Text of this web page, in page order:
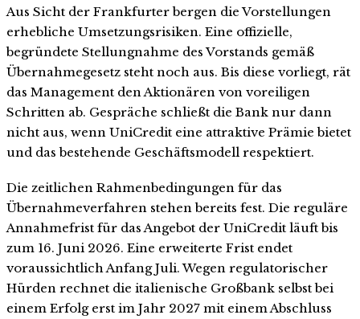
Aus Sicht der Frankfurter bergen die Vorstellungen
erhebliche Umsetzungsrisiken. Eine offizielle,
begründete Stellungnahme des Vorstands gemäß
Übernahmegesetz steht noch aus. Bis diese vorliegt, rät
das Management den Aktionären von voreiligen
Schritten ab. Gespräche schließt die Bank nur dann
nicht aus, wenn UniCredit eine attraktive Prämie bietet
und das bestehende Geschäftsmodell respektiert.
Die zeitlichen Rahmenbedingungen für das
Übernahmeverfahren stehen bereits fest. Die reguläre
Annahmefrist für das Angebot der UniCredit läuft bis
zum 16. Juni 2026. Eine erweiterte Frist endet
voraussichtlich Anfang Juli. Wegen regulatorischer
Hürden rechnet die italienische Großbank selbst bei
einem Erfolg erst im Jahr 2027 mit einem Abschluss